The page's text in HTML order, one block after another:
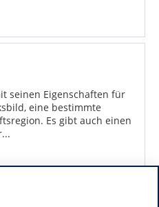
seinen Eigenschaften für
eine bestimmte
Es gibt auch einen